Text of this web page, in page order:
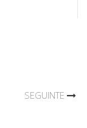
SEGUINTE